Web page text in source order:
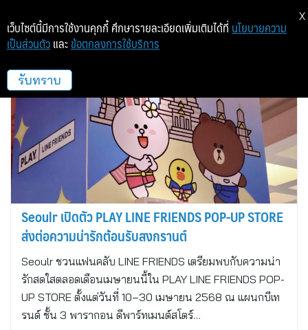
Seoulr
Seoulr เปิดตัว PLAY LINE FRIENDS POP-UP STORE
ส่งต่อความน่ารักต้อนรับสงกรานต์
Seoulr ชวนแฟนคลับ LINE FRIENDS เตรียมพบกับความน่า
รักสดใสตลอดเดือนเมษายนนี้ใน PLAY LINE FRIENDS POP-
UP STORE ตั้งแต่วันที่ 10–30 เมษายน 2568 ณ แผนกบีเท
รนด์ ชั้น 3 พารากอน ดีพาร์ทเมนต์สโตร์…
เว็บไซต์นี้มีการใช้งานคุกกี้ ศึกษารายละเอียดเพิ่มเติมได้ที่ นโยบายความ
เป็นส่วนตัว และ ข้อตกลงการใช้บริการ
รับทราบ
X